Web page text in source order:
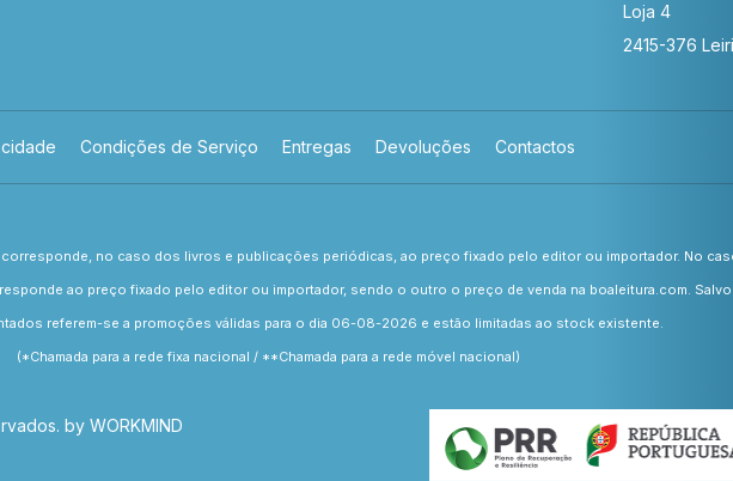
Loja 4
2415-376
Condições de Serviço Entregas Devoluções Contactos
no caso dos livros e publicações periódicas, ao preço fixado pelo editor ou importador. No
ao preço fixado pelo editor ou importador, sendo o outro o preço de venda na boaleitura.com.
referem-se a promoções válidas para o dia 06-08-2026 e estão limitadas ao stock existente.
(*Chamada para a rede fixa nacional / **Chamada para a rede móvel nacional)
by WORKMIND